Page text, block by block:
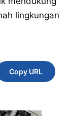
lingkungan
Copy URL